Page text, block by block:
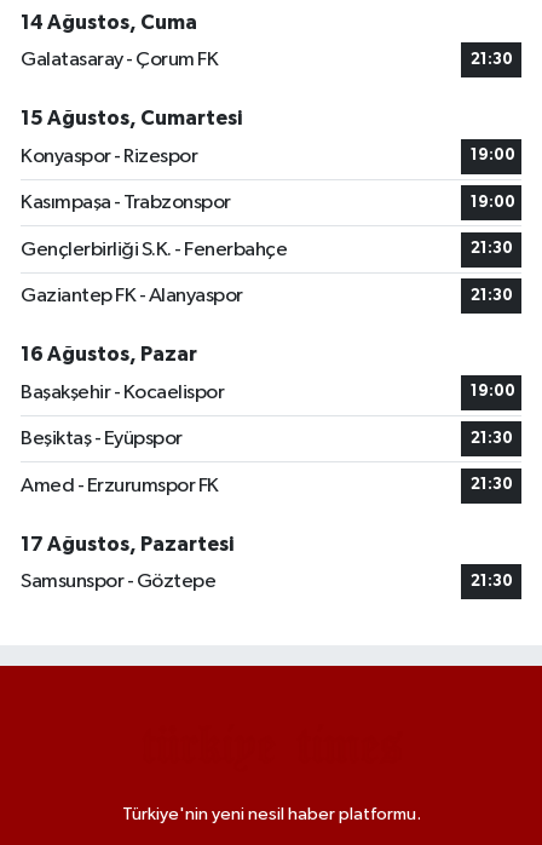
14 Ağustos, Cuma
Galatasaray - Çorum FK
21:30
15 Ağustos, Cumartesi
Konyaspor - Rizespor
19:00
Kasımpaşa - Trabzonspor 19:00
Gençlerbirliği S.K. - Fenerbahçe 21:30
Gaziantep FK - Alanyaspor 21:30
16 Ağustos, Pazar
Başakşehir - Kocaelispor
19:00
Beşiktaş - Eyüpspor 21:30
Amed - Erzurumspor FK 21:30
17 Ağustos, Pazartesi
Samsunspor - Göztepe
21:30
Türkiye'nin yeni nesil haber platformu.